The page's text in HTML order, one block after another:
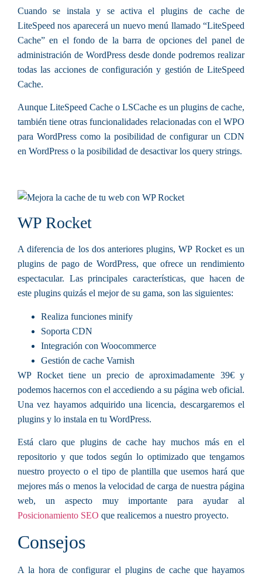
Cuando se instala y se activa el plugins de cache de
LiteSpeed nos aparecerá un nuevo menú llamado “LiteSpeed
Cache” en el fondo de la barra de opciones del panel de
administración de WordPress desde donde podremos realizar
todas las acciones de configuración y gestión de LiteSpeed
Cache.
Aunque LiteSpeed Cache o LSCache es un plugins de cache,
también tiene otras funcionalidades relacionadas con el WPO
para WordPress como la posibilidad de configurar un CDN
en WordPress o la posibilidad de desactivar los query strings.
WP Rocket
A diferencia de los dos anteriores plugins, WP Rocket es un
plugins de pago de WordPress, que ofrece un rendimiento
espectacular. Las principales características, que hacen de
este plugins quizás el mejor de su gama, son las siguientes:
Realiza funciones minify
Soporta CDN
Integración con Woocommerce
Gestión de cache Varnish
WP Rocket tiene un precio de aproximadamente 39€ y
podemos hacernos con el accediendo a su página web oficial.
Una vez hayamos adquirido una licencia, descargaremos el
plugins y lo instala en tu WordPress.
Está claro que plugins de cache hay muchos más en el
repositorio y que todos según lo optimizado que tengamos
nuestro proyecto o el tipo de plantilla que usemos hará que
mejores más o menos la velocidad de carga de nuestra página
web, un aspecto muy importante para ayudar al
Posicionamiento SEO que realicemos a nuestro proyecto.
Consejos
A la hora de configurar el plugins de cache que hayamos